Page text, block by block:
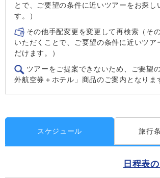
とで、ご要望の条件に近いツアーをお探し
す。）
その他手配変更を変更して再検索（そ
いただくことで、ご要望の条件に近いツア
だけます。）
ツアーをご提案できないため、ご要望
外航空券＋ホテル」商品のご案内となりま
スケジュール 旅行
日程表